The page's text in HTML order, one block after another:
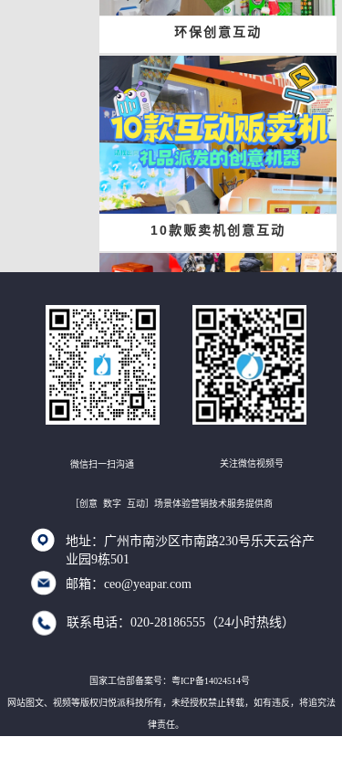
环保创意互动
10款贩卖机创意互动
18款硬件类创意互动装置
20款AI拍照类创意互动
国家工信部备案号：粤ICP备14024514号
网站图文、视频等版权归悦派科技所有，未经授权禁止转载，如有违反，将追究法
律责任。
关注微信视频号
微信扫一扫沟通
地址：广州市南沙区市南路230号乐天云谷产
业园9栋501
邮箱：ceo@yeapar.com
联系电话：020-28186555（24小时热线）
［创意 数字 互动］场景体验营销技术服务提供商